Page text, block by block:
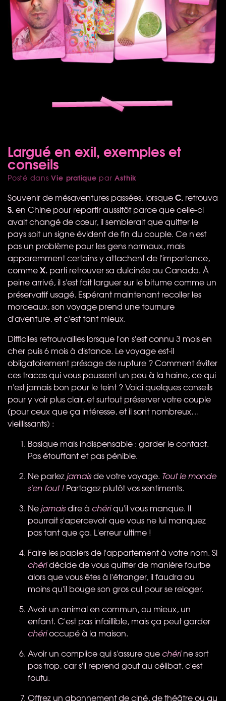
Largué en exil, exemples et
conseils
Posté dansVie pratique parAsthik
Souvenir de mésaventures passées, lorsqueC. retrouva
S.en Chine pour repartir aussitôt parce que celle-ci
avait changé de cœur, il semblerait que quitter le
pays soit un signe évident de fin du couple. Ce n'est
pas un problème pour les gens normaux, mais
apparemment certains y attachent de l'importance,
commeX. parti retrouver sa dulcinée au Canada. À
peine arrivé, il s'est fait larguer sur le bitume comme un
préservatif usagé. Espérant maintenant recoller les
morceaux, son voyage prend une tournure
d'aventure, et c'est tant mieux.
Difficiles retrouvailles lorsque l'on s'est connu 3 mois en
cher puis 6 mois à distance. Le voyage est-il
obligatoirement présage de rupture ? Comment éviter
ces tracas qui vous poussent un peu à la haine, ce qui
n'est jamais bon pour le teint ? Voici quelques conseils
pour y voir plus clair, et surtout préserver votre couple
(pour ceux que ça intéresse, et il sont nombreux…
vieillissants) :
Basique mais indispensable : garder le contact.
Pas étouffant et pas pénible.
Ne parlezjamaisde votre voyage. Tout le monde
s'en fout ! Partagez plutôt vos sentiments.
Nejamaisdire à chériqu'il vous manque. Il
pourrait s'apercevoir que vous ne lui manquez
pas tant que ça. L'erreur ultime !
Faire les papiers de l'appartement à votre nom. Si
chéridécide de vous quitter de manière fourbe
alors que vous êtes à l'étranger, il faudra au
moins qu'il bouge son gros cul pour se reloger.
Avoir un animal en commun, ou mieux, un
enfant. C'est pas infaillible, mais ça peut garder
chérioccupé à la maison.
Avoir un complice qui s'assure que chérine sort
pas trop, car s'il reprend gout au célibat, c'est
foutu.
Offrez un abonnement de ciné, de théâtre ou au